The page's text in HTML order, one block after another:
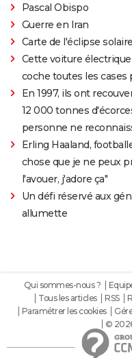
Pascal Obispo
Guerre en Iran
Carte de l'éclipse
Cette voiture
coche toutes les cases
En 1997, ils ont
12 000 tonnes
personne ne
Erling Haaland,
chose que je ne peux
l'avouer, j'adore ça"
Un défi réservé aux
allumette
Qui sommes-nous ?
Tous les articles
RSS
Paramétrer les cookies
©